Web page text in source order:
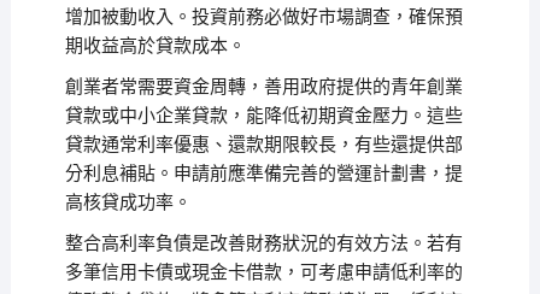
增加被動收入。投資前務必做好市場調查，確保預
期收益高於貸款成本。
創業者常需要資金周轉，善用政府提供的青年創業
貸款或中小企業貸款，能降低初期資金壓力。這些
貸款通常利率優惠、還款期限較長，有些還提供部
分利息補貼。申請前應準備完善的營運計劃書，提
高核貸成功率。
整合高利率負債是改善財務狀況的有效方法。若有
多筆信用卡債或現金卡借款，可考慮申請低利率的